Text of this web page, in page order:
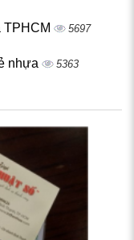
TPHCM 5697
nhựa 5363